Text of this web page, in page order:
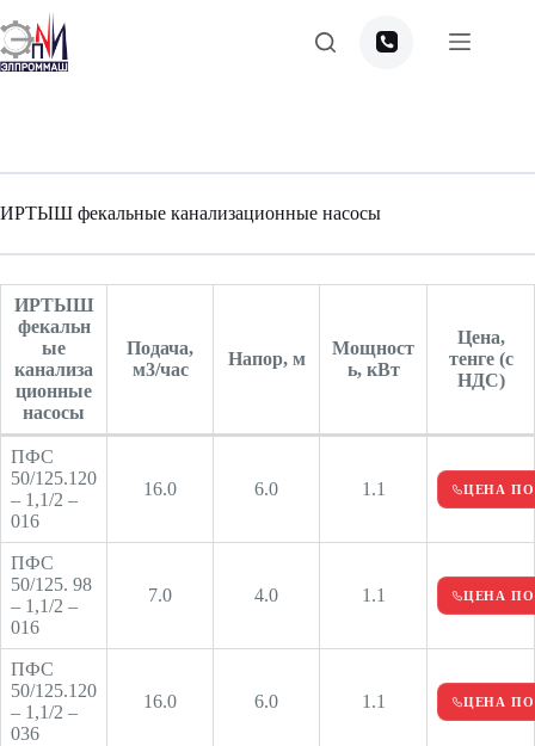
Перейти
к
сути
ИРТЫШ фекальные канализационные насосы
ИРТЫШ
фекальн
ые
канализа
ционные
насосы
Подача,
м3/час
Напор, м
Мощност
ь, кВт
Цена,
тенге (с
НДС)
ПФС
50/125.120
– 1,1/2 –
016
16.0 6.0 1.1 ЦЕНА
ПФС
50/125. 98
– 1,1/2 –
016
7.0 4.0 1.1 ЦЕНА
ПФС
50/125.120
– 1,1/2 –
036
16.0 6.0 1.1 ЦЕНА